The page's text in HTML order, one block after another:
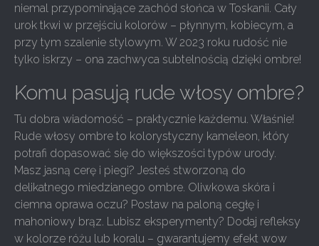
niemal przypominające zachód słońca w Toskanii. Cały
urok tkwi w przejściu kolorów – płynnym, kobiecym, a
przy tym szalenie stylowym. W 2023 roku rudość nie
tylko iskrzy – ona zachwyca subtelnością dzięki ombre!
Komu pasują rude włosy ombre?
Tu dobra wiadomość – praktycznie każdemu. Właśnie!
Rude włosy ombre to kolorystyczny kameleon, który
potrafi dopasować się do większości typów urody.
Masz jasną cerę i piegi? Jesteś stworzoną do
delikatnego miedzianego ombre. Oliwkowa skóra i
ciemna oprawa oczu? Postaw na paloną cegłę i
mahoniowy brąz. Lubisz eksperymenty? Dodaj refleksy
w kolorze różu lub koralu – gwarantujemy efekt wow